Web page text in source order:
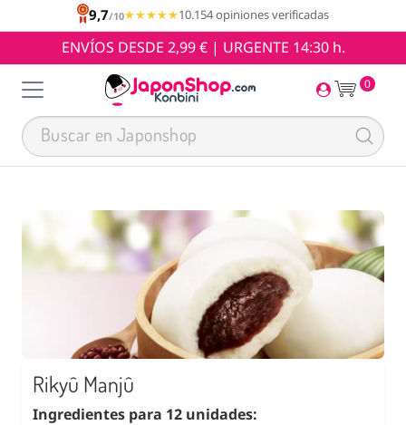
9,7/10★★★★★
★★★★★10.154 opiniones verificadas
ENVÍOS DESDE 2,99 € | URGENTE 14:30 h.
0
Rikyû Manjû
Ingredientes para 12 unidades: